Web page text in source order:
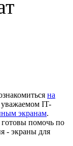
на
IT-
экранам.
помочь по
- экраны для